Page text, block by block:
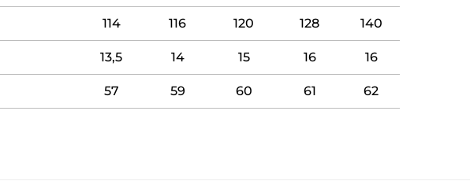
114 116 120 128 140
13,5 14 15 16 16
57 59 60 61 62